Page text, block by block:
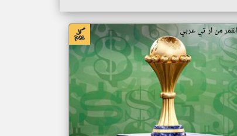
من ار تي عربي